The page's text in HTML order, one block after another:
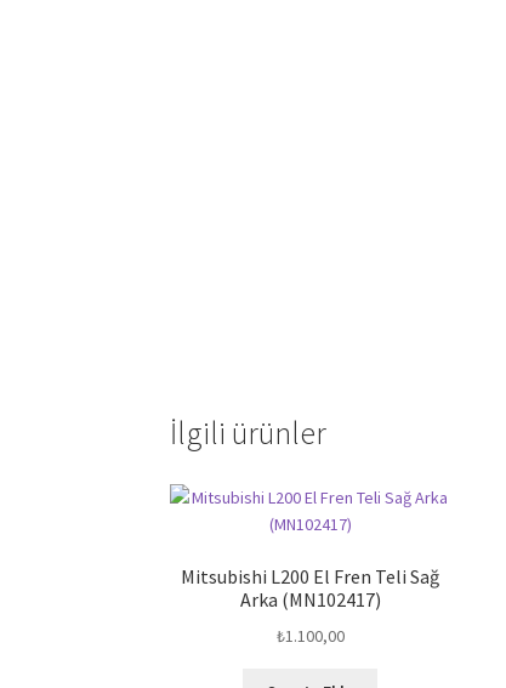
İlgili ürünler
Mitsubishi L200 El Fren Teli Sağ
Arka (MN102417)
₺1.100,00